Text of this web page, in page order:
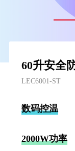
60升安全
LEC6001-ST
数码控温
2000W功率